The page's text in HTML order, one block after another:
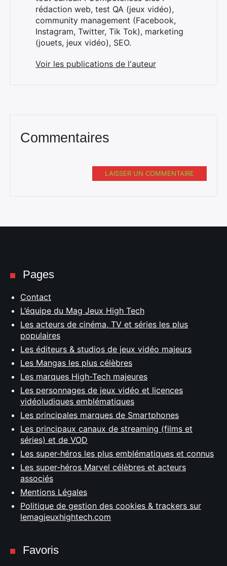
rédaction web, test QA (jeux vidéo),
community management (Facebook,
Instagram, Twitter, Tik Tok), marketing
(jouets, jeux vidéo), SEO.
Voir les publications de l'auteur
Commentaires
LAISSER UN COMMENTAIRE
Pages
Contact
L’équipe du Mag Jeux High Tech
Les acteurs de cinéma, TV et séries les plus
populaires
Les éditeurs & studios de jeux vidéo majeurs
Les Mangas les plus célèbres
Les marques High-Tech majeures
Les personnages de jeux vidéo et licences
vidéoludiques emblématiques
Les principales marques de Smartphones
Les principaux canaux de streaming (films et
séries) et de VOD
Les super-héros les plus emblématiques et connus
Les super-héros Marvel célèbres et acteurs
associés
Mentions Légales
Politique de gestion des cookies & trackers sur
lemagjeuxhightech.com
Favoris